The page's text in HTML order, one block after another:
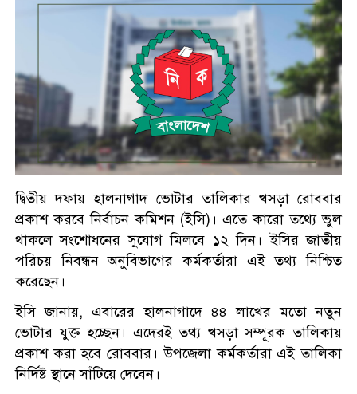
দ্বিতীয় দফায় হালনাগাদ ভোটার তালিকার খসড়া রোববার
প্রকাশ করবে নির্বাচন কমিশন (ইসি)। এতে কারো তথ্যে ভুল
থাকলে সংশোধনের সুযোগ মিলবে ১২ দিন। ইসির জাতীয়
পরিচয় নিবন্ধন অনুবিভাগের কর্মকর্তারা এই তথ্য নিশ্চিত
করেছেন।
ইসি জানায়, এবারের হালনাগাদে ৪৪ লাখের মতো নতুন
ভোটার যুক্ত হচ্ছেন। এদেরই তথ্য খসড়া সম্পূরক তালিকায়
প্রকাশ করা হবে রোববার। উপজেলা কর্মকর্তারা এই তালিকা
নির্দিষ্ট স্থানে সাঁটিয়ে দেবেন।